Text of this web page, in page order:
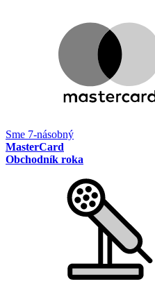
Sme 7-násobný
MasterCard
Obchodník roka